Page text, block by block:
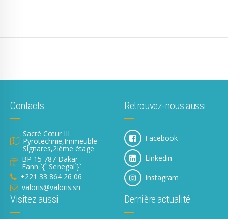
Contacts
Sacré Cœur III
Pyrotechnie,Immeuble
Signares,2ième étage
BP 15 787 Dakar –
Fann `{` Senegal`}`
+221 33 864 26 06
valoris@valoris.sn
Retrouvez-nous aussi
Facebook
Linkedin
Instagram
Visitez aussi Dernière actualité